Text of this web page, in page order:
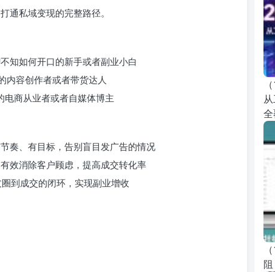
通私域变现的完整路径。
知如何开口的新手或者副业小白
内容创作者或者带货达人
电商从业者或者自媒体博主
奏、有目标，告别盲目发广告的情况
效消除客户顾虑，提高成交转化率
到成交的闭环，实现副业增收